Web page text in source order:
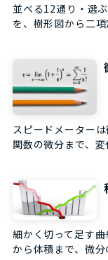
並べる12通り・選
を、樹形図から二項
スピードメーター
関数の微分まで、変
細かく切って足す――
から体積まで、微分